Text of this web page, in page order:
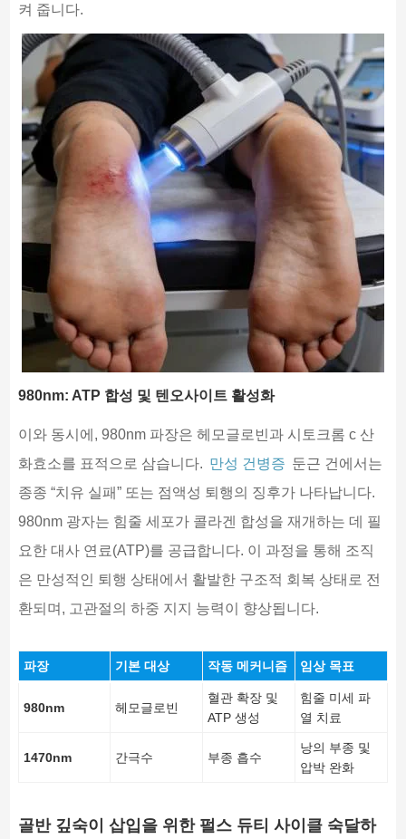
켜 줍니다.
980nm: ATP 합성 및 텐오사이트 활성화
이와 동시에, 980nm 파장은 헤모글로빈과 시토크롬 c 산
화효소를 표적으로 삼습니다. 만성 건병증 둔근 건에서는
종종 “치유 실패” 또는 점액성 퇴행의 징후가 나타납니다.
980nm 광자는 힘줄 세포가 콜라겐 합성을 재개하는 데 필
요한 대사 연료(ATP)를 공급합니다. 이 과정을 통해 조직
은 만성적인 퇴행 상태에서 활발한 구조적 회복 상태로 전
환되며, 고관절의 하중 지지 능력이 향상됩니다.
파장 기본 대상 작동 메커니즘 임상 목표
980nm 헤모글로빈
혈관 확장 및
ATP 생성
힘줄 미세 파
열 치료
1470nm 간극수 부종 흡수
낭의 부종 및
압박 완화
골반 깊숙이 삽입을 위한 펄스 듀티 사이클 숙달하